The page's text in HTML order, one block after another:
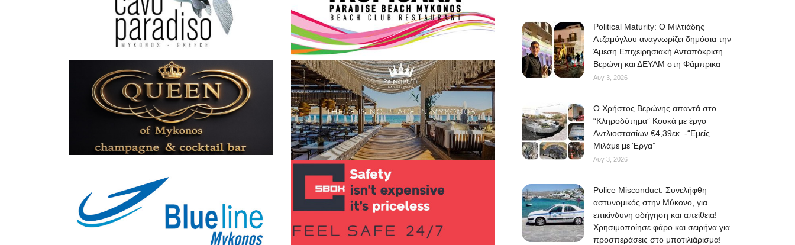
Political Maturity: Ο Μιλτιάδης
Ατζαμόγλου αναγνωρίζει δημόσια την
Άμεση Επιχειρησιακή Ανταπόκριση
Βερώνη και ΔΕΥΑΜ στη Φάμπρικα
Αυγ 3, 2026
O Χρήστος Βερώνης απαντά στο
“Κληροδότημα” Κουκά με έργο
Αντλιοστασίων €4,39εκ. -“Εμείς
Μιλάμε με Έργα”
Αυγ 3, 2026
Police Misconduct: Συνελήφθη
αστυνομικός στην Μύκονο, για
επικίνδυνη οδήγηση και απείθεια!
Χρησιμοποίησε φάρο και σειρήνα για
προσπεράσεις στο μποτιλιάρισμα!